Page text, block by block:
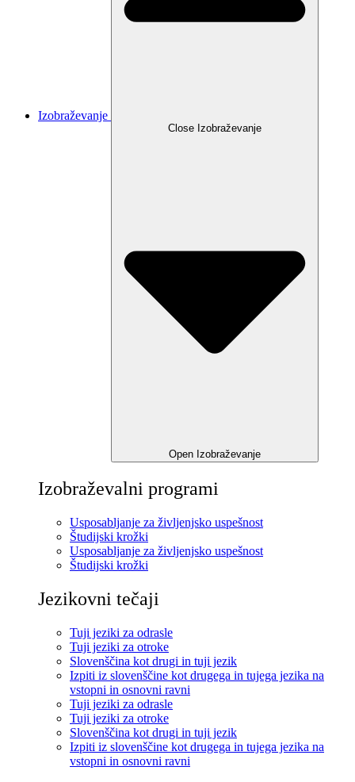
Izobraževanje
Close Izobraževanje
Open Izobraževanje
Izobraževalni programi
Usposabljanje za življenjsko uspešnost
Študijski krožki
Usposabljanje za življenjsko uspešnost
Študijski krožki
Jezikovni tečaji
Tuji jeziki za odrasle
Tuji jeziki za otroke
Slovenščina kot drugi in tuji jezik
Izpiti iz slovenščine kot drugega in tujega jezika na
vstopni in osnovni ravni
Tuji jeziki za odrasle
Tuji jeziki za otroke
Slovenščina kot drugi in tuji jezik
Izpiti iz slovenščine kot drugega in tujega jezika na
vstopni in osnovni ravni